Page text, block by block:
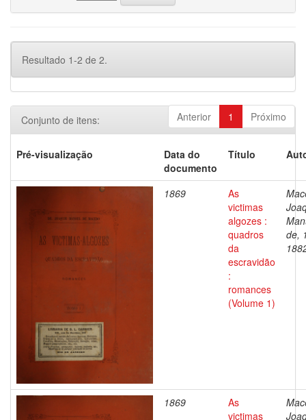
Resultado 1-2 de 2.
Anterior 1 Próximo
Conjunto de itens:
Pré-visualização
Data do
documento
Título
1869
As
victimas
algozes :
quadros
da
escravidão
:
romances
(Volume 1)
de,
1869
As
victimas